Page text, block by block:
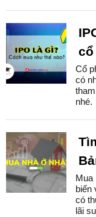
cổ
Cổ
có
nhé.
Mua
biến
có
lãi